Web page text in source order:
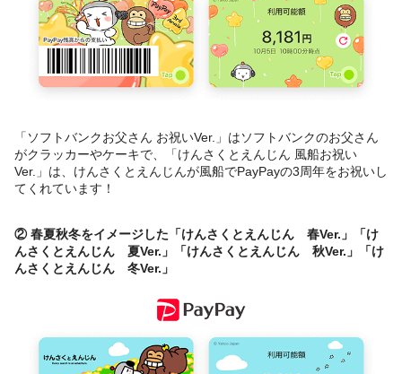
「ソフトバンクお父さん お祝いVer.」はソフトバンクのお父さん
がクラッカーやケーキで、「けんさくとえんじん 風船お祝い
Ver.」は、けんさくとえんじんが風船でPayPayの3周年をお祝いし
てくれています！
② 春夏秋冬をイメージした「けんさくとえんじん 春Ver.」「け
んさくとえんじん 夏Ver.」「けんさくとえんじん 秋Ver.」「け
んさくとえんじん 冬Ver.」